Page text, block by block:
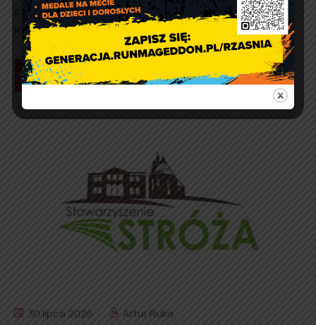
przewidzieli również pokaz wozu bojowego OSP KSRG
Rząśnia, a po meczu zapraszają na dmuchańce […]
Czytaj więcej
30 lipca 2026 Artur Ruka